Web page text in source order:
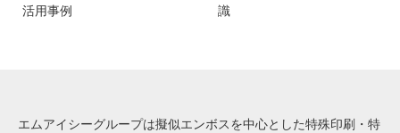
活用事例
識
エムアイシーグループは擬似エンボスを中心とした特殊印刷・特